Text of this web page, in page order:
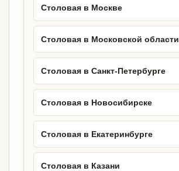
Столовая в Москве
Столовая в Московской области
Столовая в Санкт-Петербурге
Столовая в Новосибирске
Столовая в Екатеринбурге
Столовая в Казани